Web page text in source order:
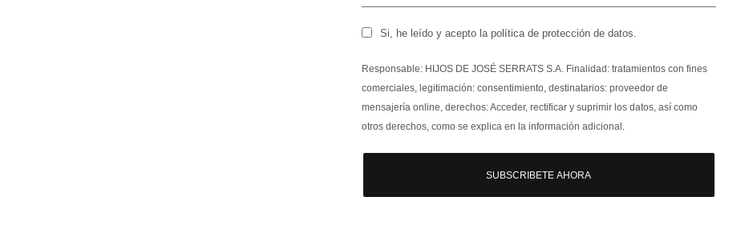
Si, he leído y acepto la política de protección de datos.
Responsable: HIJOS DE JOSÉ SERRATS S.A. Finalidad: tratamientos con fines
comerciales, legitimación: consentimiento, destinatarios: proveedor de
mensajería online, derechos: Acceder, rectificar y suprimir los datos, así como
otros derechos, como se explica en la información adicional.
SUBSCRIBETE AHORA